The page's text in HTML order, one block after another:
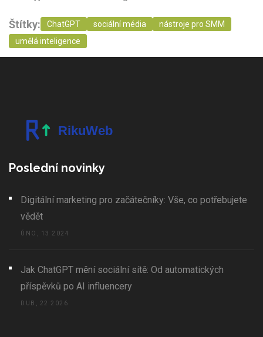
Štítky: ChatGPT sociální média
nástroje pro SMM
umělá inteligence
Poslední novinky
Digitální marketing pro začátečníky: Vše, co potřebujete
vědět
ÚNO, 13 2024
Jak ChatGPT mění sociální sítě: Od automatických
příspěvků po AI influencery
DUB, 22 2026